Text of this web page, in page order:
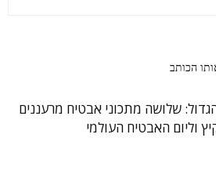
הכותב
שלושה מתכוני אבטיח מרעננים
וליום האבטיח העולמי